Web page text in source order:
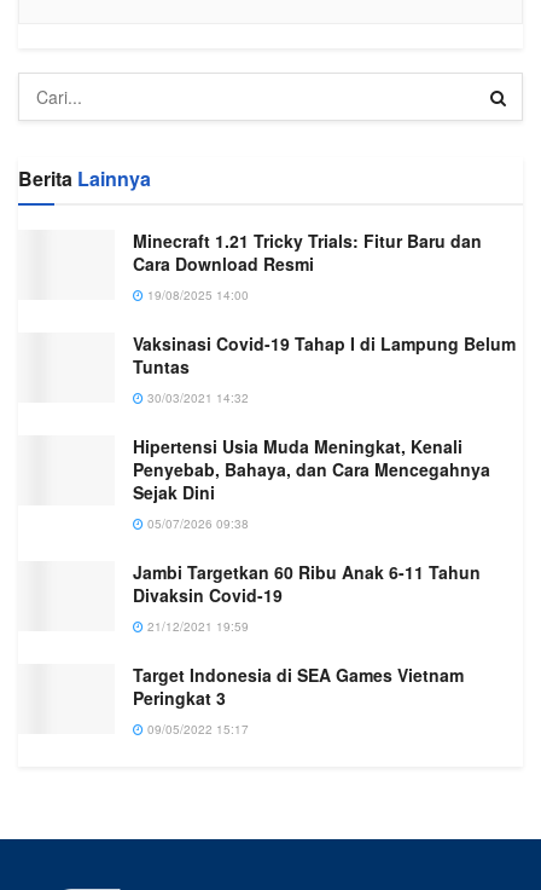
Berita Lainnya
Minecraft 1.21 Tricky Trials: Fitur Baru dan
Cara Download Resmi
19/08/2025 14:00
Vaksinasi Covid-19 Tahap I di Lampung Belum
Tuntas
30/03/2021 14:32
Hipertensi Usia Muda Meningkat, Kenali
Penyebab, Bahaya, dan Cara Mencegahnya
Sejak Dini
05/07/2026 09:38
Jambi Targetkan 60 Ribu Anak 6-11 Tahun
Divaksin Covid-19
21/12/2021 19:59
Target Indonesia di SEA Games Vietnam
Peringkat 3
09/05/2022 15:17